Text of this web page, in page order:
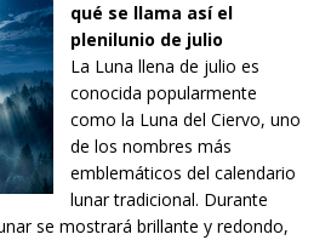
qué se llama así el
plenilunio de julio
La Luna llena de julio es
conocida popularmente
como la Luna del Ciervo, uno
de los nombres más
emblemáticos del calendario
lunar tradicional. Durante
se mostrará brillante y redondo,